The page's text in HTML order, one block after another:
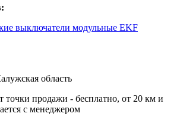
выключатели модульные EKF
область
точки продажи - бесплатно, от 20 км и
с менеджером